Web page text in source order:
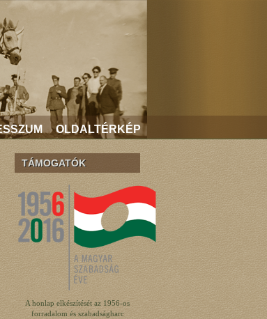
OLDALTÉRKÉP
TÁMOGATÓK
A honlap elkészítését az 1956-os
forradalom és szabadságharc